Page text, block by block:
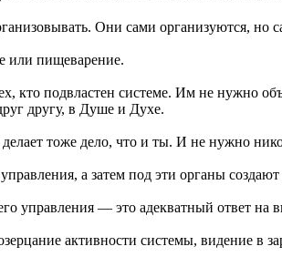
Они сами организуются, но
или пищеварение.
кто подвластен системе. Им не нужно
другу, в Душе и Духе.
тоже дело, что и ты. И не нужно
а затем под эти органы
управления — это адекватный ответ на
активности системы, видение в